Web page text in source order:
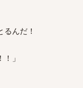
んだ！
」